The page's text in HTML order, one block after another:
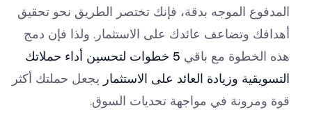
المدفوع الموجه بدقة، فإنك تختصر الطريق نحو تحقيق
أهدافك وتضاعف عائدك على الاستثمار. ولذا فإن دمج
هذه الخطوة مع باقي
5 خطوات لتحسين أداء حملاتك
التسويقية وزيادة العائد على الاستثمار يجعل حملتك أكثر
قوة ومرونة في مواجهة تحديات السوق.